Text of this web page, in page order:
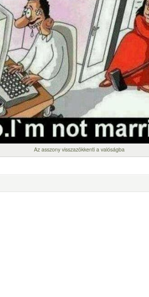
Az asszony visszazökkenti a valóságba